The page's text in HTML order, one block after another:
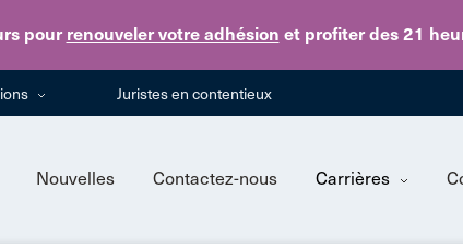
pour renouveler votre adhésion et profiter des 21
Skip to main content
Juristes en contentieux
Nouvelles Contactez-nous Carrières